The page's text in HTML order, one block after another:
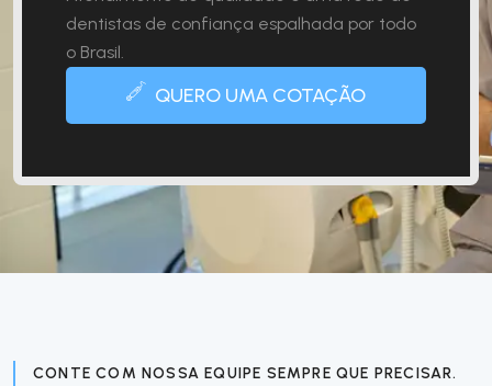
dentistas de confiança espalhada por todo
o Brasil.
QUERO UMA COTAÇÃO
CONTE COM NOSSA EQUIPE SEMPRE QUE PRECISAR.